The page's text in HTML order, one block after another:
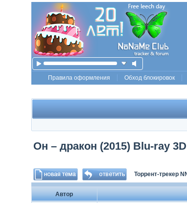
Правила оформления Обход блокировок
Он – дракон (2015) Blu-ray
Торрент-трекер
Автор